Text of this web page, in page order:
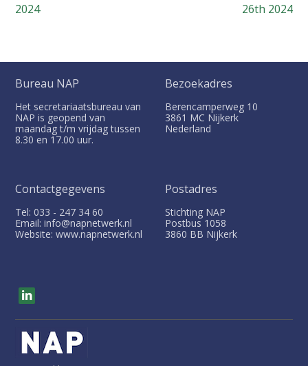
2024
26th 2024
Bureau NAP
Het secretariaatsbureau van
NAP is geopend van
maandag t/m vrijdag tussen
8.30 en 17.00 uur.
Bezoekadres
Berencamperweg 10
3861 MC Nijkerk
Nederland
Contactgegevens
Tel: 033 - 247 34 60
Email: info@napnetwerk.nl
Website: www.napnetwerk.nl
Postadres
Stichting NAP
Postbus 1058
3860 BB Nijkerk
V